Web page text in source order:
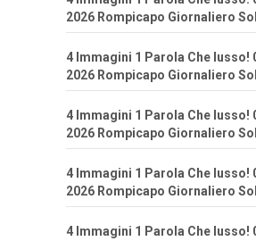
2026 Rompicapo Giornaliero
4 Immagini 1 Parola Che lusso!
2026 Rompicapo Giornaliero
4 Immagini 1 Parola Che lusso!
2026 Rompicapo Giornaliero
4 Immagini 1 Parola Che lusso!
2026 Rompicapo Giornaliero
4 Immagini 1 Parola Che lusso!